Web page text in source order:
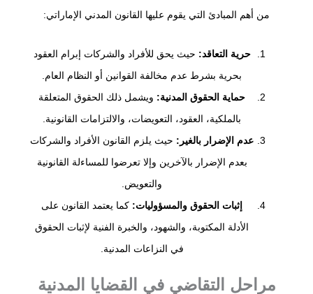
من أهم المبادئ التي يقوم عليها القانون المدني الإماراتي:
حرية التعاقد: حيث يحق للأفراد والشركات إبرام العقود
بحرية بشرط عدم مخالفة القوانين أو النظام العام.
حماية الحقوق المدنية: ويشمل ذلك الحقوق المتعلقة
بالملكية، العقود، التعويضات، والالتزامات القانونية.
عدم الإضرار بالغير: حيث يلزم القانون الأفراد والشركات
بعدم الإضرار بالآخرين وإلا تعرضوا للمساءلة القانونية
والتعويض.
إثبات الحقوق والمسؤوليات: كما يعتمد القانون على
الأدلة المكتوبة، والشهود، والخبرة الفنية لإثبات الحقوق
في النزاعات المدنية.
مراحل التقاضي في القضايا المدنية